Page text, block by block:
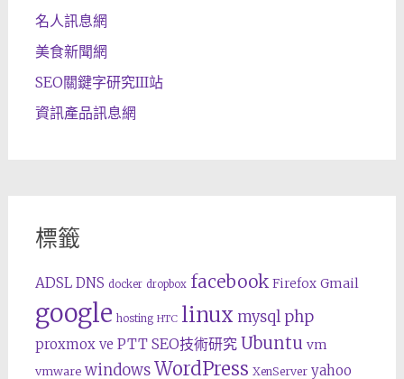
名人訊息網
美食新聞網
SEO關鍵字研究III站
資訊產品訊息網
標籤
ADSL DNS docker dropbox facebook Firefox Gmail
google hosting HTC linux mysql php
proxmox ve PTT SEO技術研究 Ubuntu vm
vmware windows WordPress XenServer yahoo